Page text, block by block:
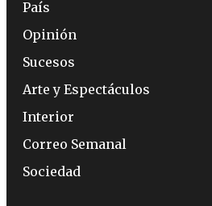
País
Opinión
Sucesos
Arte y Espectáculos
Interior
Correo Semanal
Sociedad